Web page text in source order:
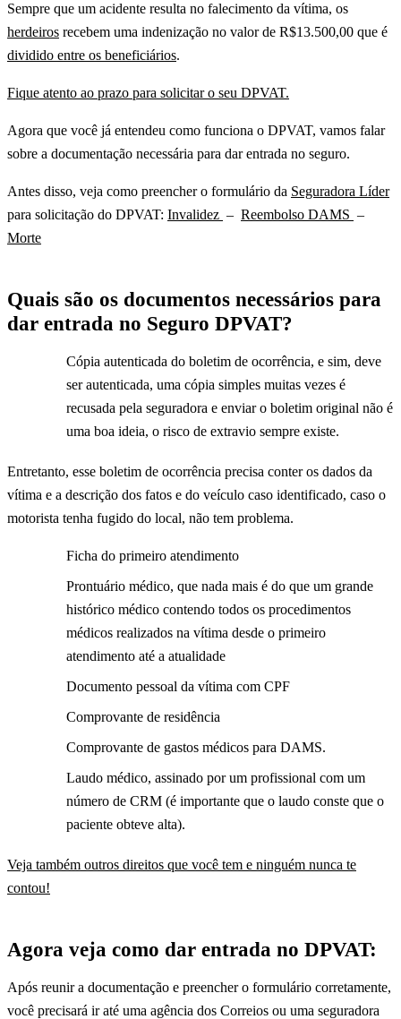
Sempre que um acidente resulta no falecimento da vítima, os
herdeiros recebem uma indenização no valor de R$13.500,00 que é
dividido entre os beneficiários.
Fique atento ao prazo para solicitar o seu DPVAT.
Agora que você já entendeu como funciona o DPVAT, vamos falar
sobre a documentação necessária para dar entrada no seguro.
Antes disso, veja como preencher o formulário da Seguradora Líder
para solicitação do DPVAT: Invalidez – Reembolso DAMS –
Morte
Quais são os documentos necessários para
dar entrada no Seguro DPVAT?
Cópia autenticada do boletim de ocorrência, e sim, deve
ser autenticada, uma cópia simples muitas vezes é
recusada pela seguradora e enviar o boletim original não é
uma boa ideia, o risco de extravio sempre existe.
Entretanto, esse boletim de ocorrência precisa conter os dados da
vítima e a descrição dos fatos e do veículo caso identificado, caso o
motorista tenha fugido do local, não tem problema.
Ficha do primeiro atendimento
Prontuário médico, que nada mais é do que um grande
histórico médico contendo todos os procedimentos
médicos realizados na vítima desde o primeiro
atendimento até a atualidade
Documento pessoal da vítima com CPF
Comprovante de residência
Comprovante de gastos médicos para DAMS.
Laudo médico, assinado por um profissional com um
número de CRM (é importante que o laudo conste que o
paciente obteve alta).
Veja também outros direitos que você tem e ninguém nunca te
contou!
Agora veja como dar entrada no DPVAT:
Após reunir a documentação e preencher o formulário corretamente,
você precisará ir até uma agência dos Correios ou uma seguradora